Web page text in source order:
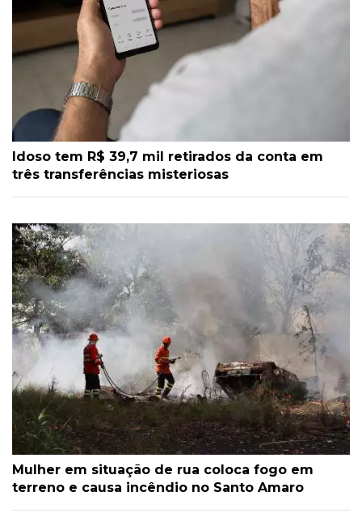
Idoso tem R$ 39,7 mil retirados da conta em
três transferências misteriosas
Mulher em situação de rua coloca fogo em
terreno e causa incêndio no Santo Amaro